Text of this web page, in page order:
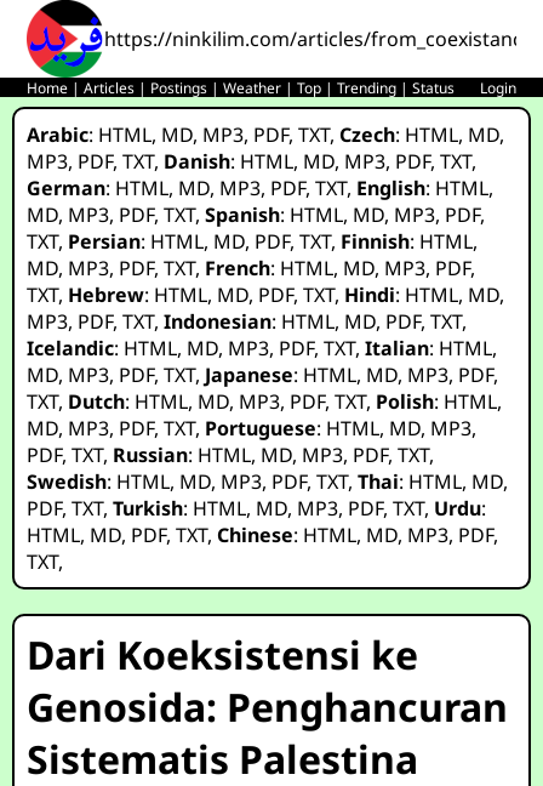
https://ninkilim.com/articles/
Home |Articles | Postings |Weather |Top |Trending |Status Login
Arabic: HTML, MD, MP3, PDF,TXT,Czech: HTML, MD,
MP3, PDF,TXT, Danish: HTML, MD, MP3, PDF,TXT,
German: HTML, MD, MP3, PDF,TXT, English: HTML,
MD, MP3, PDF,TXT,Spanish: HTML, MD, MP3, PDF,
TXT, Persian: HTML, MD, PDF,TXT, Finnish: HTML,
MD, MP3, PDF,TXT, French: HTML, MD, MP3, PDF,
TXT, Hebrew: HTML, MD, PDF,TXT, Hindi: HTML, MD,
MP3, PDF,TXT,Indonesian: HTML, MD, PDF,TXT,
Icelandic: HTML, MD, MP3, PDF,TXT,Italian: HTML,
MD, MP3, PDF,TXT, Japanese: HTML, MD, MP3, PDF,
TXT, Dutch: HTML, MD, MP3, PDF,TXT, Polish: HTML,
MD, MP3, PDF,TXT, Portuguese: HTML, MD, MP3,
PDF,TXT, Russian: HTML, MD, MP3, PDF,TXT,
Swedish: HTML, MD, MP3, PDF,TXT,Thai: HTML, MD,
PDF,TXT,Turkish: HTML, MD, MP3, PDF,TXT, Urdu:
HTML, MD, PDF,TXT,Chinese: HTML, MD, MP3, PDF,
TXT,
Dari Koeksistensi ke
Genosida: Penghancuran
Sistematis Palestina